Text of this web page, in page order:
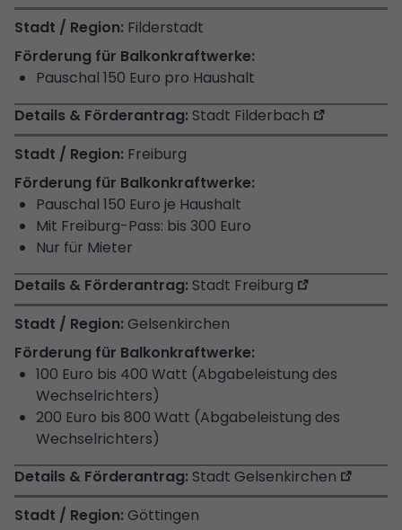
Filderstadt
Pauschal 150 Euro pro Haushalt
Stadt Filderbach
Freiburg
Pauschal 150 Euro je Haushalt
Mit Freiburg-Pass: bis 300 Euro
Nur für Mieter
Stadt Freiburg
Gelsenkirchen
100 Euro bis 400 Watt (Abgabeleistung des
Wechselrichters)
200 Euro bis 800 Watt (Abgabeleistung des
Wechselrichters)
Stadt Gelsenkirchen
Göttingen